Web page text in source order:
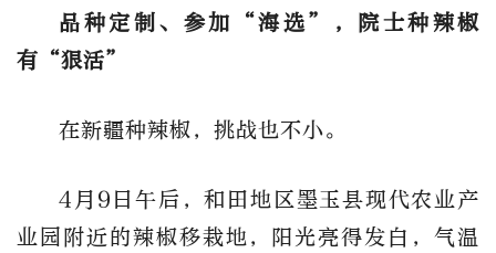
品种定制、参加“海选”，院士种辣椒
有“狠活”
在新疆种辣椒，挑战也不小。
4月9日午后，和田地区墨玉县现代农业产
业园附近的辣椒移栽地，阳光亮得发白，气温